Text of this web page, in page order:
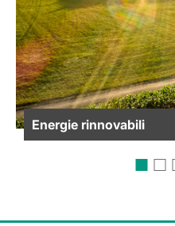
Energie rinnovabili